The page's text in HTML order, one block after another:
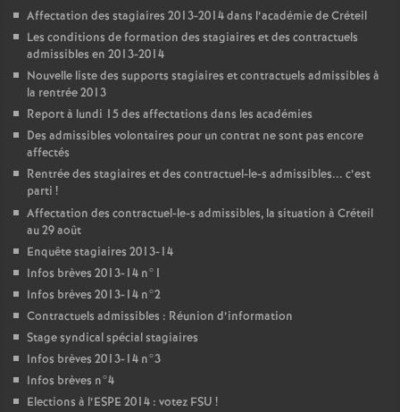
Affectation des stagiaires 2013-2014 dans l’académie de Créteil
Les conditions de formation des stagiaires et des contractuels
admissibles en 2013-2014
Nouvelle liste des supports stagiaires et contractuels admissibles à
la rentrée 2013
Report à lundi 15 des affectations dans les académies
Des admissibles volontaires pour un contrat ne sont pas encore
affectés
Rentrée des stagiaires et des contractuel-le-s admissibles... c’est
parti !
Affectation des contractuel-le-s admissibles, la situation à Créteil
au 29 août
Enquête stagiaires 2013-14
Infos brèves 2013-14 n°1
Infos brèves 2013-14 n°2
Contractuels admissibles : Réunion d’information
Stage syndical spécial stagiaires
Infos brèves 2013-14 n°3
Infos brèves n°4
Elections à l’ESPE 2014 : votez FSU !